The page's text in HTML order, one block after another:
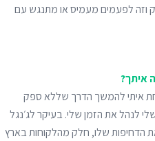
וזה לפעמים מעמיס או מתנגש עם
איתך?
איתי להמשך הדרך שללא ספק
לנהל את הזמן שלי. בעיקר לג׳נגל
הדחיפות שלו, חלק מהלקוחות בארץ